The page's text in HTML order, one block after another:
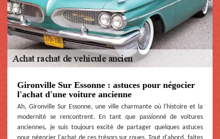
Gironville Sur Essonne : astuces pour négocier
l'achat d'une voiture ancienne
Ah, Gironville Sur Essonne, une ville charmante où l'histoire et la
modernité se rencontrent. En tant que passionné de voitures
anciennes, je suis toujours excité de partager quelques astuces